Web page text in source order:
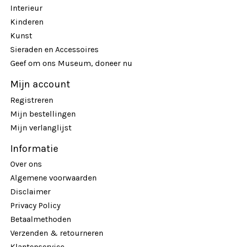
Interieur
Kinderen
Kunst
Sieraden en Accessoires
Geef om ons Museum, doneer nu
Mijn account
Registreren
Mijn bestellingen
Mijn verlanglijst
Informatie
Over ons
Algemene voorwaarden
Disclaimer
Privacy Policy
Betaalmethoden
Verzenden & retourneren